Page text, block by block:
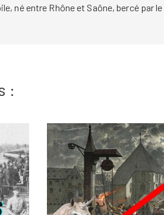
né entre Rhône et Saône, bercé par le
: